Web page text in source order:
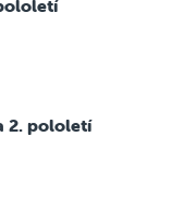
2. pololetí